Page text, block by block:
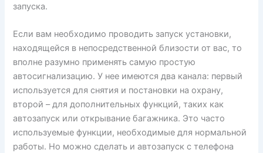
запуска.
Если вам необходимо проводить запуск установки,
находящейся в непосредственной близости от вас, то
вполне разумно применять самую простую
автосигнализацию. У нее имеются два канала: первый
используется для снятия и постановки на охрану,
второй – для дополнительных функций, таких как
автозапуск или открывание багажника. Это часто
используемые функции, необходимые для нормальной
работы. Но можно сделать и автозапуск с телефона